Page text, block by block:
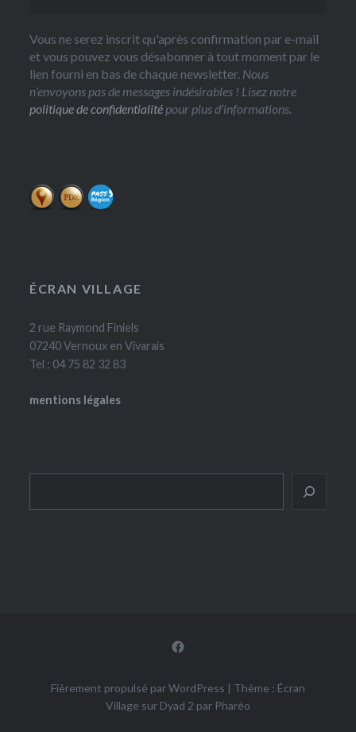
Vous ne serez inscrit qu'après confirmation par e-mail
et vous pouvez vous désabonner à tout moment par le
lien fourni en bas de chaque newsletter. Nous
n’envoyons pas de messages indésirables ! Lisez notre
politique de confidentialité pour plus d’informations.
ÉCRAN VILLAGE
2 rue Raymond Finiels
07240 Vernoux en Vivarais
Tel : 04 75 82 32 83
mentions légales
Facebook
Fièrement propulsé par WordPress | Thème : Écran
Village sur Dyad 2 par Pharéo